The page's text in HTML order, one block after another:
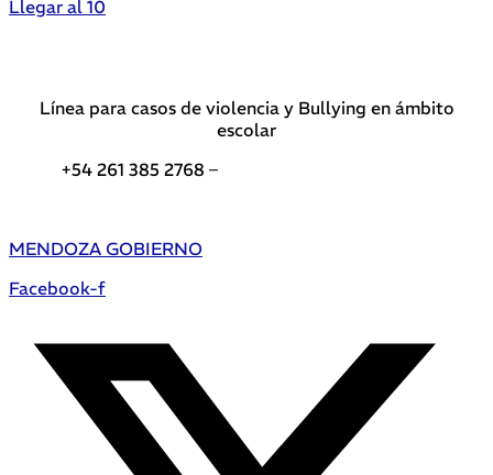
Llegar al 10
Línea para casos de violencia y Bullying en ámbito
escolar
+54 261 385 2768 –
MENDOZA GOBIERNO
Facebook-f